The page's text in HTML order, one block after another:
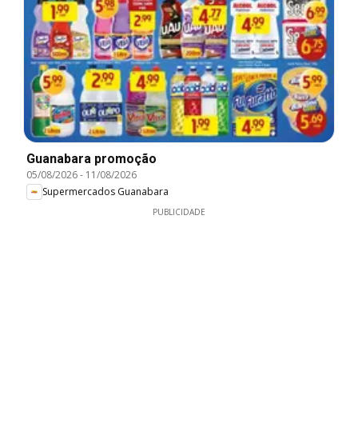
Guanabara promoção
05/08/2026- 11/08/2026
Supermercados Guanabara
PUBLICIDADE